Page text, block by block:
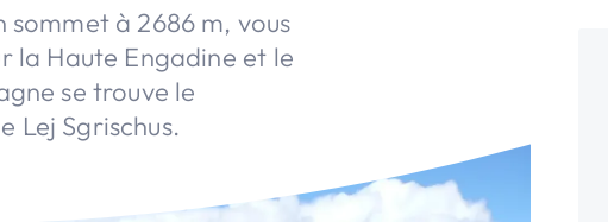
sommet à 2686 m, vous
la Haute Engadine et le
se trouve le
Lej Sgrischus.